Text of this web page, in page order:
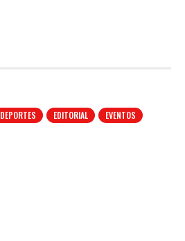
DEPORTES EDITORIAL EVENTOS